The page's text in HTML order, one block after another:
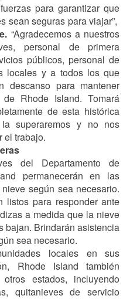
para garantizar que
sean seguras para viajar”,
“Agradecemos a nuestros
personal de primera
públicos, personal de
locales y a todos los que
descanso para mantener
Rhode Island. Tomará
de esta histórica
superaremos y no nos
el trabajo.
del Departamento de
permanecerán en las
según sea necesario.
listos para responder ante
a medida que la nieve
bajan. Brindarán asistencia
sea necesario.
locales en sus
Rhode Island también
estados, incluyendo
quitanieves de servicio